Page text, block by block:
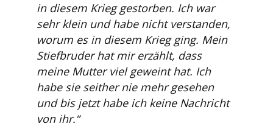
in diesem Krieg gestorben. Ich war
sehr klein und habe nicht verstanden,
worum es in diesem Krieg ging. Mein
Stiefbruder hat mir erzählt, dass
meine Mutter viel geweint hat. Ich
habe sie seither nie mehr gesehen
und bis jetzt habe ich keine Nachricht
von ihr.“